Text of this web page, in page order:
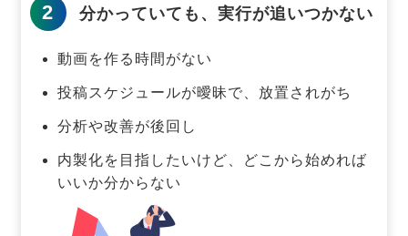
2 分かっていても、実行が追いつかない
動画を作る時間がない
投稿スケジュールが曖昧で、放置されがち
分析や改善が後回し
内製化を目指したいけど、どこから始めれば
いいか分からない